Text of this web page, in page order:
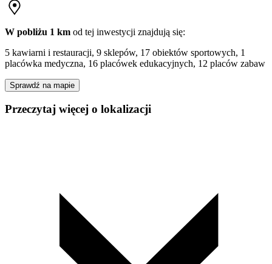
W pobliżu 1 km od tej inwestycji znajdują się:
5 kawiarni i restauracji, 9 sklepów, 17 obiektów sportowych, 1
placówka medyczna, 16 placówek edukacyjnych, 12 placów zabaw
Sprawdź na mapie
Przeczytaj więcej o lokalizacji